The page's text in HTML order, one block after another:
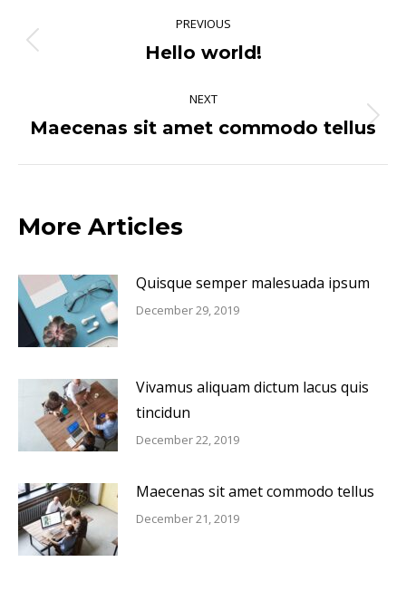
navigation
PREVIOUS
Previous
Hello world!
NEXT
Next
Maecenas sit amet commodo tellus
More Articles
Quisque semper malesuada ipsum
December 29, 2019
Vivamus aliquam dictum lacus quis
tincidun
December 22, 2019
Maecenas sit amet commodo tellus
December 21, 2019